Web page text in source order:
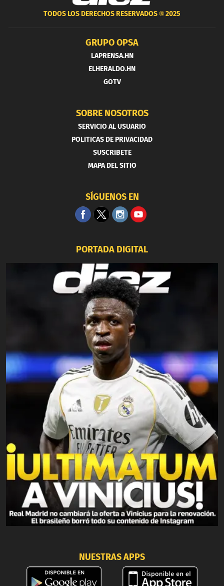
TODOS LOS DERECHOS RESERVADOS ®2025
GRUPO OPSA
LAPRENSA.HN
ELHERALDO.HN
GOTV
SOBRE NOSOTROS
SERVICIO AL USUARIO
POLITICAS DE PRIVACIDAD
SUSCRIBETE
MAPA DEL SITIO
SÍGUENOS EN
PORTADA DIGITAL
NUESTRAS APPS